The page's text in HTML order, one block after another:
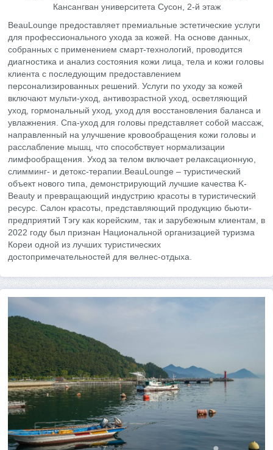
Кансангван университета Сусон, 2-й этаж
BeauLounge предоставляет премиальные эстетические услуги
для профессионального ухода за кожей. На основе данных,
собранных с применением смарт-технологий, проводится
диагностика и анализ состояния кожи лица, тела и кожи головы
клиента с последующим предоставлением
персонализированных решений. Услуги по уходу за кожей
включают мульти-уход, антивозрастной уход, осветляющий
уход, гормональный уход, уход для восстановления баланса и
увлажнения. Спа-уход для головы представляет собой массаж,
направленный на улучшение кровообращения кожи головы и
расслабление мышц, что способствует нормализации
лимфообращения. Уход за телом включает релаксационную,
слимминг- и детокс-терапии.BeauLounge – туристический
объект нового типа, демонстрирующий лучшие качества K-
Beauty и превращающий индустрию красоты в туристический
ресурс. Салон красоты, представляющий продукцию бьюти-
предприятий Тэгу как корейским, так и зарубежным клиентам, в
2022 году был признан Национальной организацией туризма
Кореи одной из лучших туристических
достопримечательностей для велнес-отдыха.